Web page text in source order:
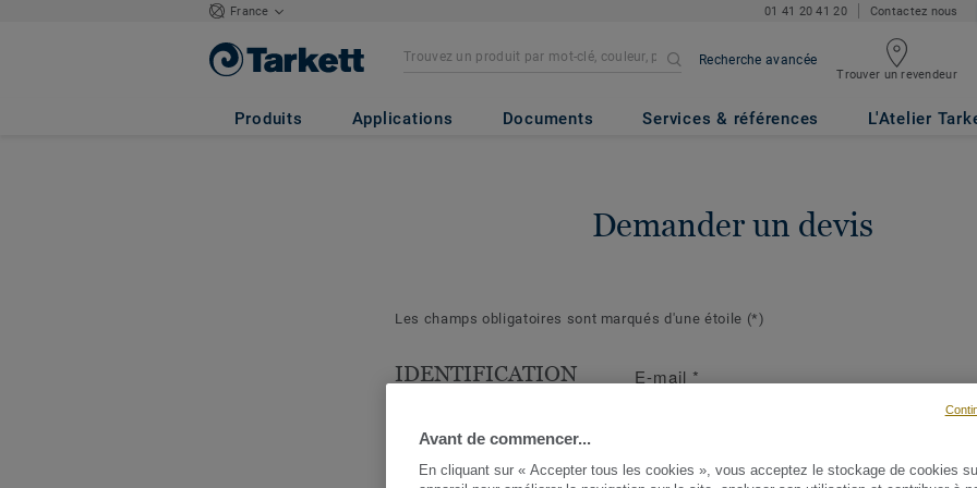
France 01 41 20 41 20 Contactez nous
Recherche avancée
Trouver un revendeur
Produits Applications Documents Services & références L'Atelier
Demander un devis
Les champs obligatoires sont marqués d'une étoile (*)
IDENTIFICATION
Les questions suivantes
cerner votre demande et d'y
E-mail *
Avant de commencer...
En cliquant sur « Accepter tous les cookies », vous acceptez le stockage de cookies